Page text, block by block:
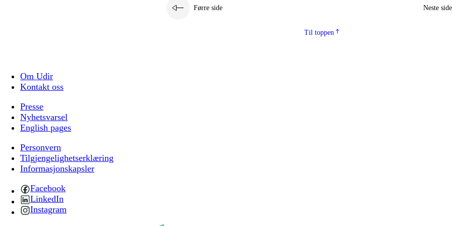
Førre side Neste side
Til toppen
Om Udir
Kontakt oss
Presse
Nyhetsvarsel
English pages
Personvern
Tilgjengelighetserklæring
Informasjonskapsler
Facebook
LinkedIn
Instagram